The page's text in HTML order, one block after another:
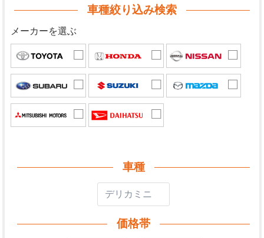
車種絞り込み検索
メーカーを選ぶ
車種
価格帯